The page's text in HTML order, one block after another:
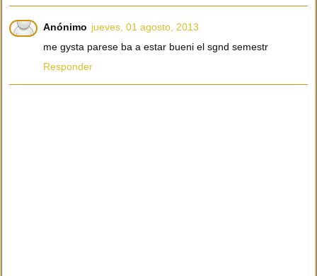
Anónimo jueves, 01 agosto, 2013
me gysta parese ba a estar bueni el sgnd semestr
Responder